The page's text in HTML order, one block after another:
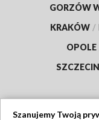
GORZÓW
KRAKÓW /
OPOLE
SZCZECIN
Szanujemy Twoją